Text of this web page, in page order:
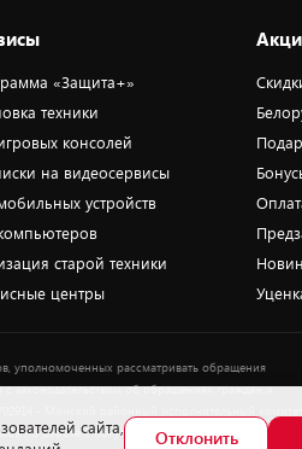
«Защита+»
техники
консолей
на видеосервисы
устройств
старой техники
центры
уполномоченных рассматривать обращения
с законодательством об обращениях граждан и
по работе с покупателями ЗАО «ПАТИО» (по
сайта,
Отклонить